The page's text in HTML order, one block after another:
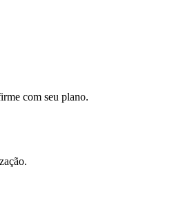
com seu plano.